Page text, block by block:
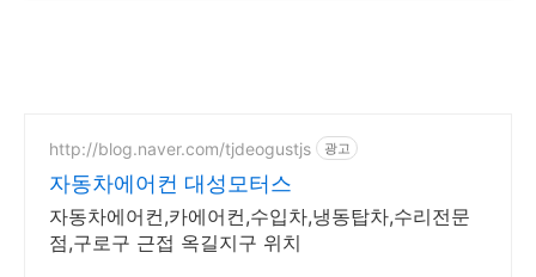
http://blog.naver.com/tjdeogustjs 광고
자동차에어컨 대성모터스
자동차에어컨,카에어컨,수입차,냉동탑차,수리전문
점,구로구 근접 옥길지구 위치